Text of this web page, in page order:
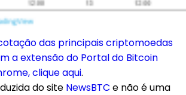
das principais criptomoedas
a extensão do Portal do Bitcoin
clique aqui.
do site NewsBTC e não é uma